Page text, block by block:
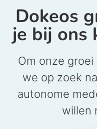
Dokeos
je bij ons
Om onze
we op zoek
autonome
willen